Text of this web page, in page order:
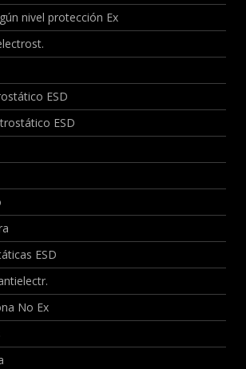
nivel protección Ex
ESD
ESD
ESD
No Ex